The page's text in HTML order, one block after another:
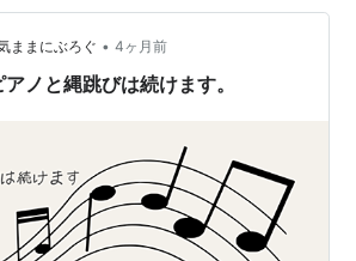
ままにぶろぐ • 4ヶ月前
ノと縄跳びは続けます。